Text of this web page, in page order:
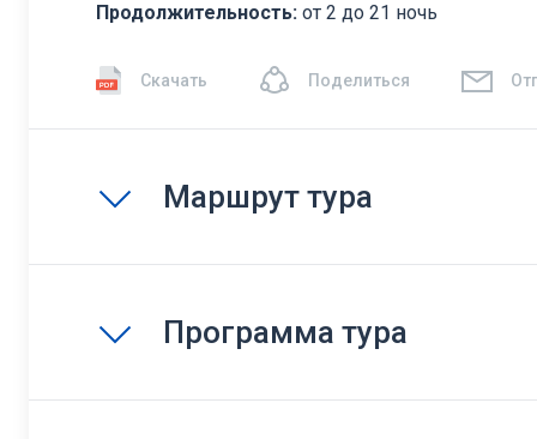
Продолжительность: от 2 до 21 ночь
Скачать Поделиться
Маршрут тура
Программа тура